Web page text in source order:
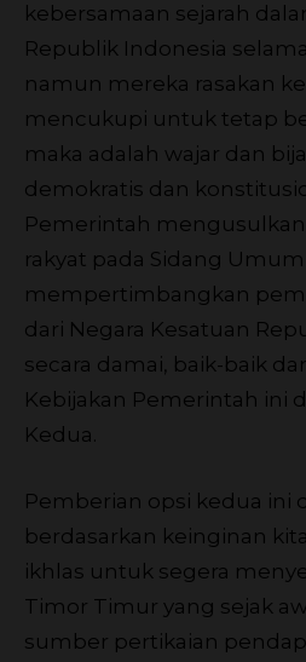
kebersamaan sejarah
Republik Indonesia
namun mereka rasakan
mencukupi untuk tetap
maka adalah wajar dan
demokratis dan
Pemerintah mengusulkan
rakyat pada Sidang
mempertimbangkan
dari Negara Kesatuan
secara damai, baik-baik
Kebijakan Pemerintah ini
Kedua.
Pemberian opsi kedua ini
berdasarkan keinginan
ikhlas untuk segera
Timor Timur yang sejak
sumber pertikaian